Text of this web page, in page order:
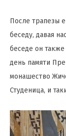
После трапезы
беседу, давая
беседе он
день памяти
монашество
Студеница, и